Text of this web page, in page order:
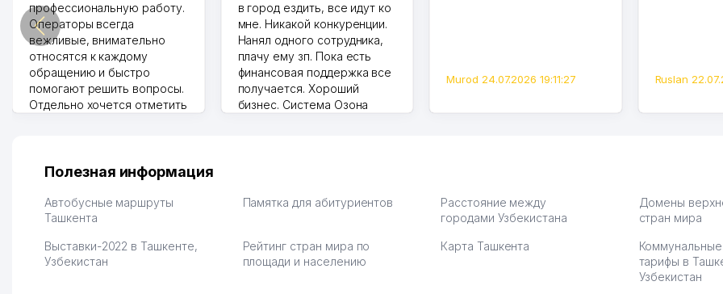
профессиональную работу.
Операторы всегда
вежливые, внимательно
относятся к каждому
обращению и быстро
помогают решить вопросы.
Отдельно хочется отметить
их работе значительно
обслуживания клиентов.
Рекомендую этот колл-
партнера для бизнеса.
Vip Brand 31.07.2026 11:43:39
в город ездить, все идут ко
мне. Никакой конкуренции.
Нанял одного сотрудника,
плачу ему зп. Пока есть
финансовая поддержка все
получается. Хороший
бизнес. Система Озона
тут у нас уже есть ПВЗ.
Марат 27.07.2026 08:00:37
Murod 24.07.2026 19:11:27 Ruslan
Полезная информация
Автобусные маршруты
Ташкента
Памятка для абитуриентов
Расстояние между
городами Узбекистана
Домены
стран мира
Выставки-2022 в Ташкенте,
Узбекистан
Рейтинг стран мира по
площади и населению
Карта Ташкента
тарифы в
Узбекистан